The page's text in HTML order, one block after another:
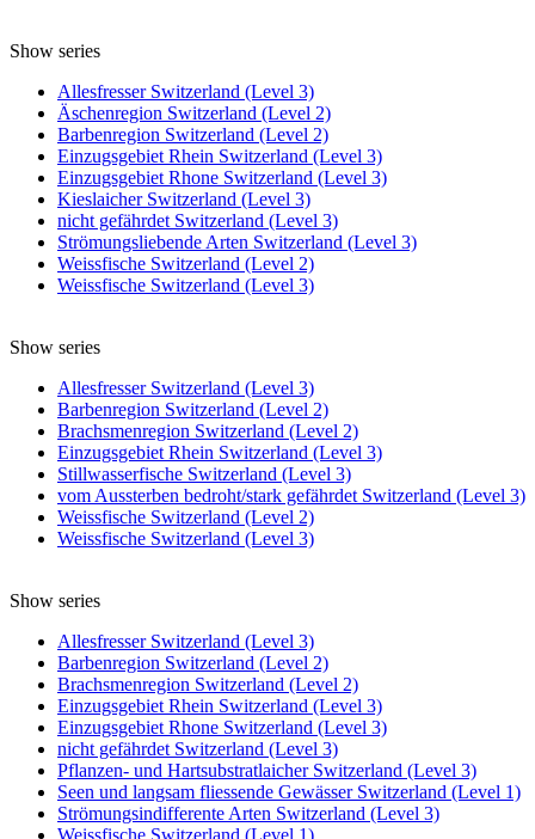
Show series
Allesfresser Switzerland (Level 3)
Äschenregion Switzerland (Level 2)
Barbenregion Switzerland (Level 2)
Einzugsgebiet Rhein Switzerland (Level 3)
Einzugsgebiet Rhone Switzerland (Level 3)
Kieslaicher Switzerland (Level 3)
nicht gefährdet Switzerland (Level 3)
Strömungsliebende Arten Switzerland (Level 3)
Weissfische Switzerland (Level 2)
Weissfische Switzerland (Level 3)
Show series
Allesfresser Switzerland (Level 3)
Barbenregion Switzerland (Level 2)
Brachsmenregion Switzerland (Level 2)
Einzugsgebiet Rhein Switzerland (Level 3)
Stillwasserfische Switzerland (Level 3)
vom Aussterben bedroht/stark gefährdet Switzerland (Level 3)
Weissfische Switzerland (Level 2)
Weissfische Switzerland (Level 3)
Show series
Allesfresser Switzerland (Level 3)
Barbenregion Switzerland (Level 2)
Brachsmenregion Switzerland (Level 2)
Einzugsgebiet Rhein Switzerland (Level 3)
Einzugsgebiet Rhone Switzerland (Level 3)
nicht gefährdet Switzerland (Level 3)
Pflanzen- und Hartsubstratlaicher Switzerland (Level 3)
Seen und langsam fliessende Gewässer Switzerland (Level 1)
Strömungsindifferente Arten Switzerland (Level 3)
Weissfische Switzerland (Level 1)